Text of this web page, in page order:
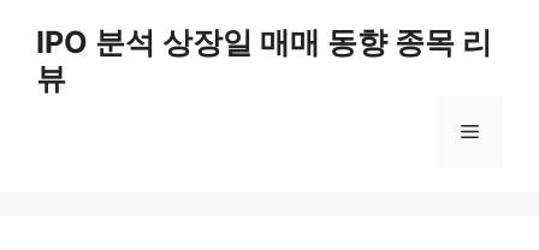
content
IPO 분석 상장일 매매 동향 종목 리
뷰
Menu